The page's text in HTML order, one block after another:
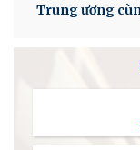
Trung ương